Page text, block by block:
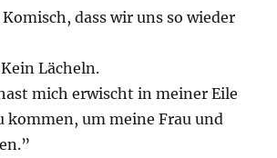
dass wir uns so wieder
Lächeln.
mich erwischt in meiner Eile
kommen, um meine Frau und